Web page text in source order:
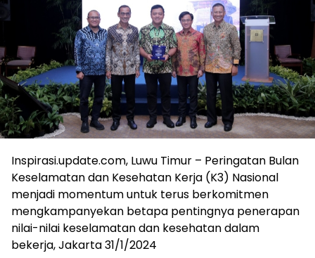
Inspirasi.update.com, Luwu Timur – Peringatan Bulan
Keselamatan dan Kesehatan Kerja (K3) Nasional
menjadi momentum untuk terus berkomitmen
mengkampanyekan betapa pentingnya penerapan
nilai-nilai keselamatan dan kesehatan dalam
bekerja, Jakarta 31/1/2024